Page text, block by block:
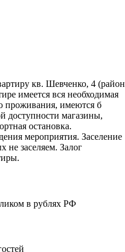
кв. Шевченко, 4 (район
имеется вся необходимая
проживания, имеются б
доступности магазины,
остановка.
мероприятия. Заселение
не заселяем. Залог
в рублях РФ